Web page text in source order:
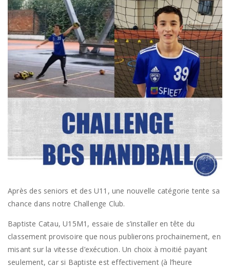
Après des seniors et des U11, une nouvelle catégorie tente sa
chance dans notre Challenge Club.
Baptiste Catau, U15M1, essaie de s’installer en tête du
classement provisoire que nous publierons prochainement, en
misant sur la vitesse d’exécution. Un choix à moitié payant
seulement, car si Baptiste est effectivement (à l’heure